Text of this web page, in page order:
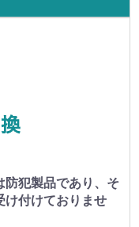
防犯製品であり、そ
け付けておりませ